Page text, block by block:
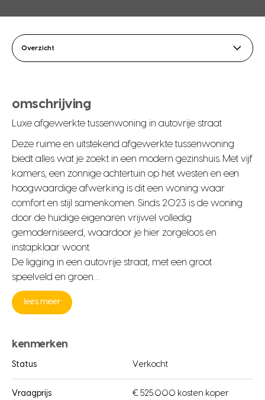
Overzicht
omschrijving
Luxe afgewerkte tussenwoning in autovrije straat
Deze ruime en uitstekend afgewerkte tussenwoning
biedt alles wat je zoekt in een modern gezinshuis. Met vijf
kamers, een zonnige achtertuin op het westen en een
hoogwaardige afwerking is dit een woning waar
comfort en stijl samenkomen. Sinds 2023 is de woning
door de huidige eigenaren vrijwel volledig
gemoderniseerd, waardoor je hier zorgeloos en
instapklaar woont.
De ligging in een autovrije straat, met een groot
speelveld en groen…
lees meer
kenmerken
Status Verkocht
Vraagprijs
€ 525.000 kosten koper